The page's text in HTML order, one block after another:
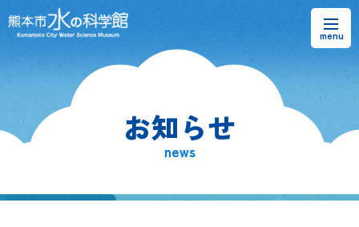
熊本市水の科学館とは
お知らせ
news